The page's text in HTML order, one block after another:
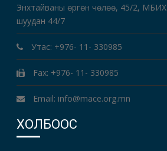
Энхтайваны өргөн чөлөө, 45/2,
шуудан 44/7
Утас: +976- 11- 330985
Fax: +976- 11- 330985
Email: info@mace.org.mn
ХОЛБООС